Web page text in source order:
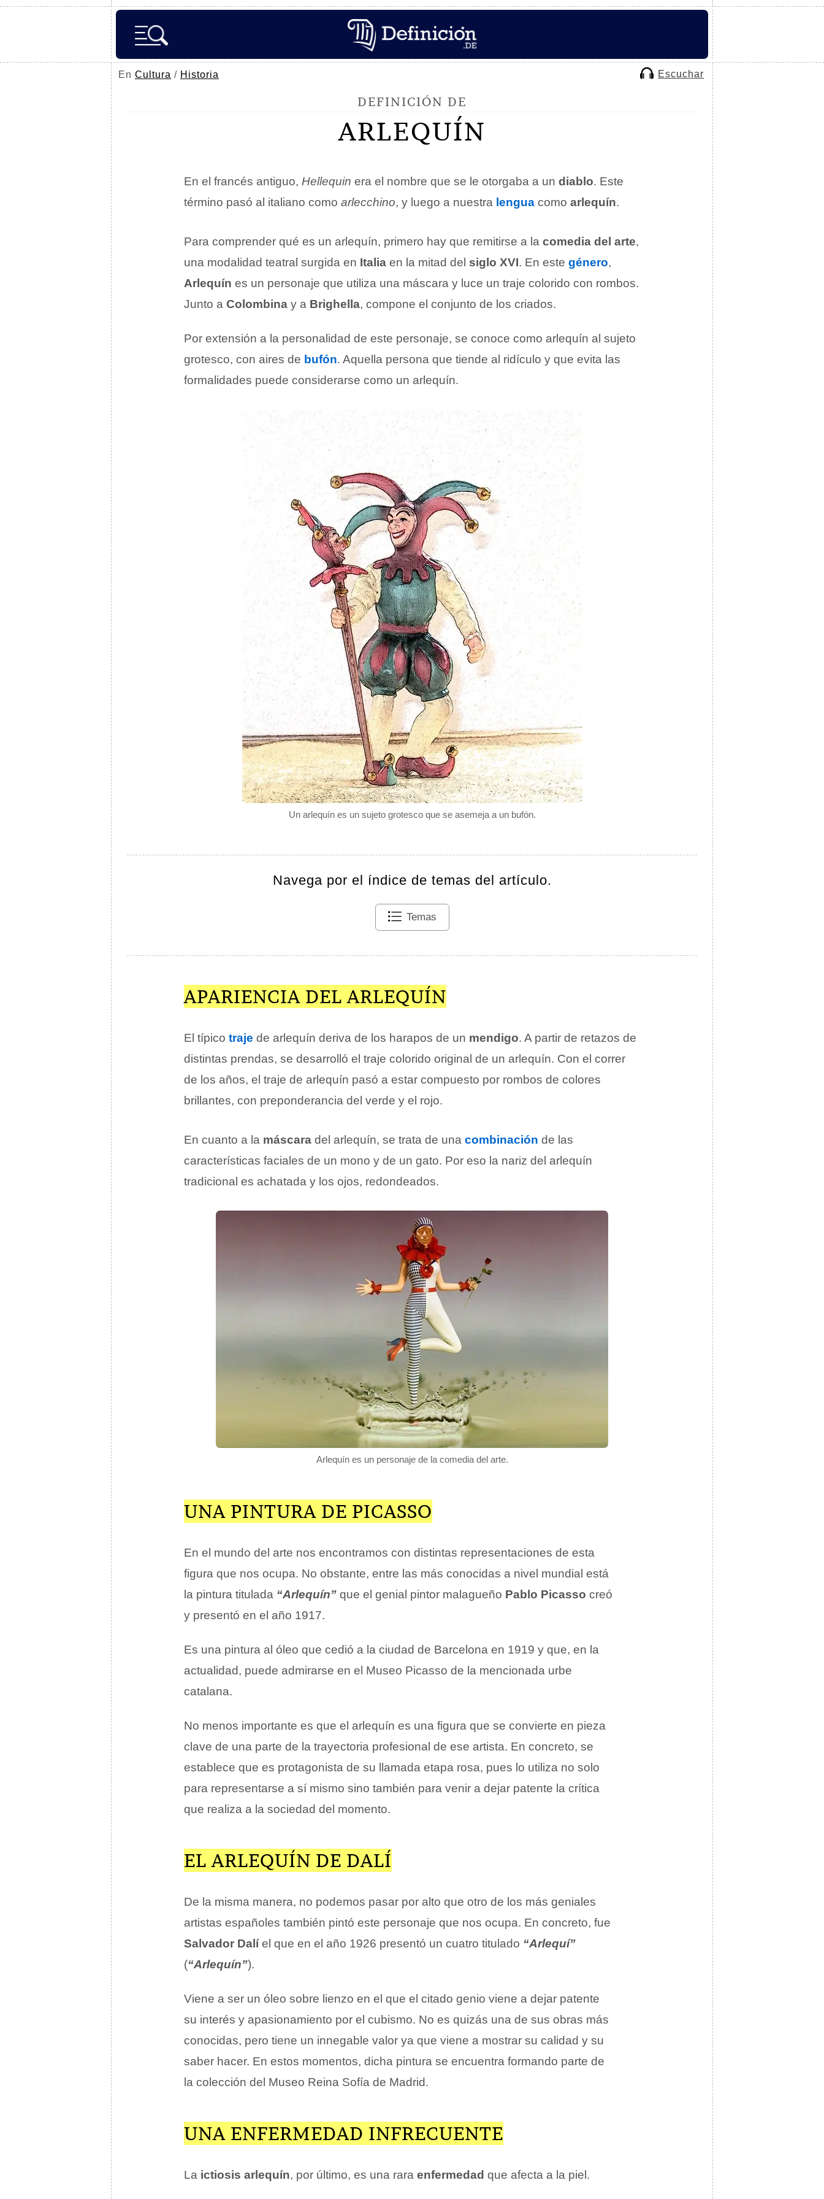
En Cultura / Historia Escuchar
DEFINICIÓN DE
ARLEQUÍN
Un arlequín es un sujeto grotesco que se asemeja a un bufón.
En el francés antiguo, Hellequin era el nombre que se le otorgaba a un diablo. Este
término pasó al italiano como arlecchino, y luego a nuestra lengua como arlequín.
Para comprender qué es un arlequín, primero hay que remitirse a la comedia del arte,
una modalidad teatral surgida en Italia en la mitad del siglo XVI. En este género,
Arlequín es un personaje que utiliza una máscara y luce un traje colorido con rombos.
Junto a Colombina y a Brighella, compone el conjunto de los criados.
Por extensión a la personalidad de este personaje, se conoce como arlequín al sujeto
grotesco, con aires de bufón. Aquella persona que tiende al ridículo y que evita las
formalidades puede considerarse como un arlequín.
Navega por el índice de temas del artículo.
Temas
APARIENCIA DEL ARLEQUÍN
El típico traje de arlequín deriva de los harapos de un mendigo. A partir de retazos de
distintas prendas, se desarrolló el traje colorido original de un arlequín. Con el correr
de los años, el traje de arlequín pasó a estar compuesto por rombos de colores
brillantes, con preponderancia del verde y el rojo.
En cuanto a la máscara del arlequín, se trata de una combinación de las
características faciales de un mono y de un gato. Por eso la nariz del arlequín
tradicional es achatada y los ojos, redondeados.
Arlequín es un personaje de la comedia del arte.
UNA PINTURA DE PICASSO
En el mundo del arte nos encontramos con distintas representaciones de esta
figura que nos ocupa. No obstante, entre las más conocidas a nivel mundial está
la pintura titulada “Arlequín” que el genial pintor malagueño Pablo Picasso creó
y presentó en el año 1917.
Es una pintura al óleo que cedió a la ciudad de Barcelona en 1919 y que, en la
actualidad, puede admirarse en el Museo Picasso de la mencionada urbe
catalana.
No menos importante es que el arlequín es una figura que se convierte en pieza
clave de una parte de la trayectoria profesional de ese artista. En concreto, se
establece que es protagonista de su llamada etapa rosa, pues lo utiliza no solo
para representarse a sí mismo sino también para venir a dejar patente la crítica
que realiza a la sociedad del momento.
EL ARLEQUÍN DE DALÍ
De la misma manera, no podemos pasar por alto que otro de los más geniales
artistas españoles también pintó este personaje que nos ocupa. En concreto, fue
Salvador Dalíel que en el año 1926 presentó un cuatro titulado “Arlequí”
(“Arlequín”).
Viene a ser un óleo sobre lienzo en el que el citado genio viene a dejar patente
su interés y apasionamiento por el cubismo. No es quizás una de sus obras más
conocidas, pero tiene un innegable valor ya que viene a mostrar su calidad y su
saber hacer. En estos momentos, dicha pintura se encuentra formando parte de
la colección del Museo Reina Sofía de Madrid.
UNA ENFERMEDAD INFRECUENTE
La ictiosis arlequín, por último, es una rara enfermedad que afecta a la piel.